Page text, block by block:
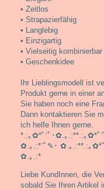
• Zeitlos
• Strapazierfähig
• Langlebig
• Einzigartig
• Vielseitig kombinierbar
• Geschenkidee
Ihr Lieblingsmodell ist
Produkt gerne in einer
Sie haben noch eine
Dann kontaktieren Sie
ich helfe Ihnen gerne.
*.:｡✿*ﾟ‘ﾟ･✿.｡.:**.:｡✿*ﾟ
✿.｡.:*¨ﾟ✎･ ✿.｡.:**.:｡✿*
✿.｡.:*
Liebe KundInnen, die
sobald Sie Ihren Artikel